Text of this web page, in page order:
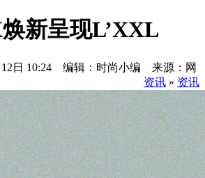
新呈现L’XXL
12日 10:24 编辑：时尚小编 来源：网
资讯 » 资讯